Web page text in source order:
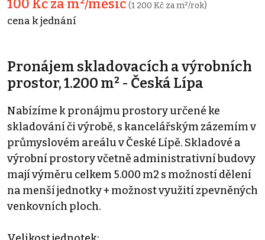
100 Kč za m²/měsíc (1 200 Kč za m²/rok)
cena k jednání
Pronájem skladovacích a výrobních
prostor, 1.200 m² - Česká Lípa
Nabízíme k pronájmu prostory určené ke
skladování či výrobě, s kancelářským zázemím v
průmyslovém areálu v České Lípě. Skladové a
výrobní prostory včetně administrativní budovy
mají výměru celkem 5.000 m2 s možností dělení
na menší jednotky + možnost využití zpevněných
venkovních ploch.